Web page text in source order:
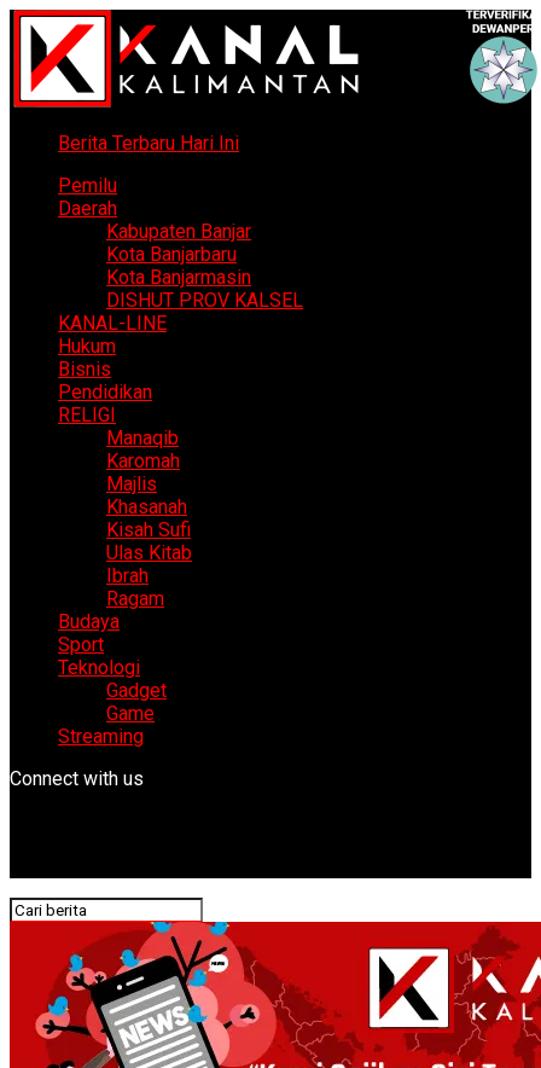
Berita Terbaru Hari Ini
Pemilu
Daerah
Kabupaten Banjar
Kota Banjarbaru
Kota Banjarmasin
DISHUT PROV KALSEL
KANAL-LINE
Hukum
Bisnis
Pendidikan
RELIGI
Manaqib
Karomah
Majlis
Khasanah
Kisah Sufi
Ulas Kitab
Ibrah
Ragam
Budaya
Sport
Teknologi
Gadget
Game
Streaming
Connect with us